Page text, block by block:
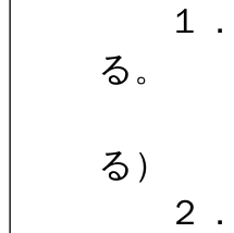
１．
る。
（例
る）
２．